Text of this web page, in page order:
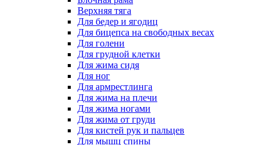
Верхняя тяга
Для бедер и ягодиц
Для бицепса на свободных весах
Для голени
Для грудной клетки
Для жима сидя
Для ног
Для армрестлинга
Для жима на плечи
Для жима ногами
Для жима от груди
Для кистей рук и пальцев
Для мышц спины